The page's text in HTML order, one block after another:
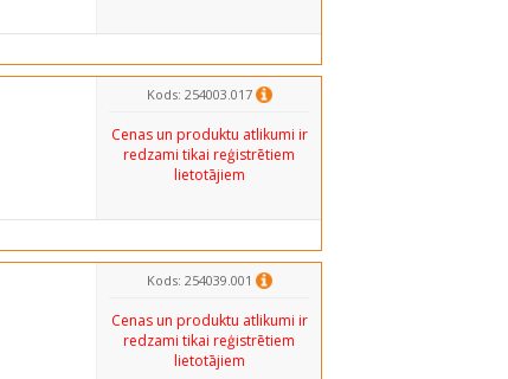
Kods: 254003.017
Cenas un produktu atlikumi ir
redzami tikai reģistrētiem
lietotājiem
Kods: 254039.001
Cenas un produktu atlikumi ir
redzami tikai reģistrētiem
lietotājiem